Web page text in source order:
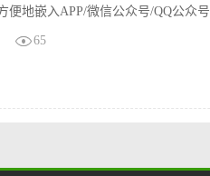
便地嵌入APP/微信公众号/QQ公众
65